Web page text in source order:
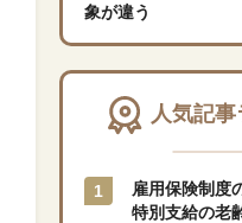
協会事業案内
プライバシーポリシー（個
サイトマップ
象が違う
人気記
雇用保険制度
特別支給の老